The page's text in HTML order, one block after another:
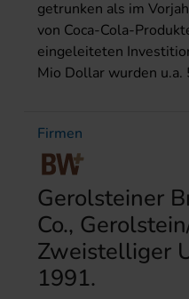
getrunken als im
von Coca-Cola-
eingeleiteten
Mio Dollar wurden
Firmen
Gerolsteiner
Co.,
Zweistelliger
1991.